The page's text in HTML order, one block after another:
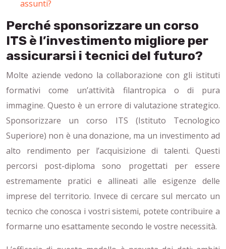
assunti?
Perché sponsorizzare un corso
ITS è l’investimento migliore per
assicurarsi i tecnici del futuro?
Molte aziende vedono la collaborazione con gli istituti
formativi come un’attività filantropica o di pura
immagine. Questo è un errore di valutazione strategico.
Sponsorizzare un corso ITS (Istituto Tecnologico
Superiore) non è una donazione, ma un investimento ad
alto rendimento per l’acquisizione di talenti. Questi
percorsi post-diploma sono progettati per essere
estremamente pratici e allineati alle esigenze delle
imprese del territorio. Invece di cercare sul mercato un
tecnico che conosca i vostri sistemi, potete contribuire a
formarne uno esattamente secondo le vostre necessità.